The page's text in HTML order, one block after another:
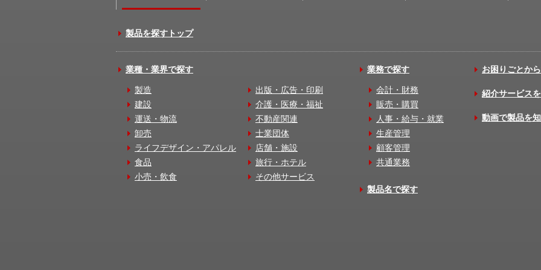
製品を探すトップ
業種・業界で探す
製造
建設
運送・物流
卸売
ライフデザイン・アパレル
食品
小売・飲食
出版・広告・印刷
介護・医療・福祉
不動産関連
士業団体
店舗・施設
旅行・ホテル
その他サービス
業務で探す
会計・財務
販売・購買
人事・給与・就業
生産管理
顧客管理
共通業務
製品名で探す
お困りごとか
紹介サービス
動画で製品を